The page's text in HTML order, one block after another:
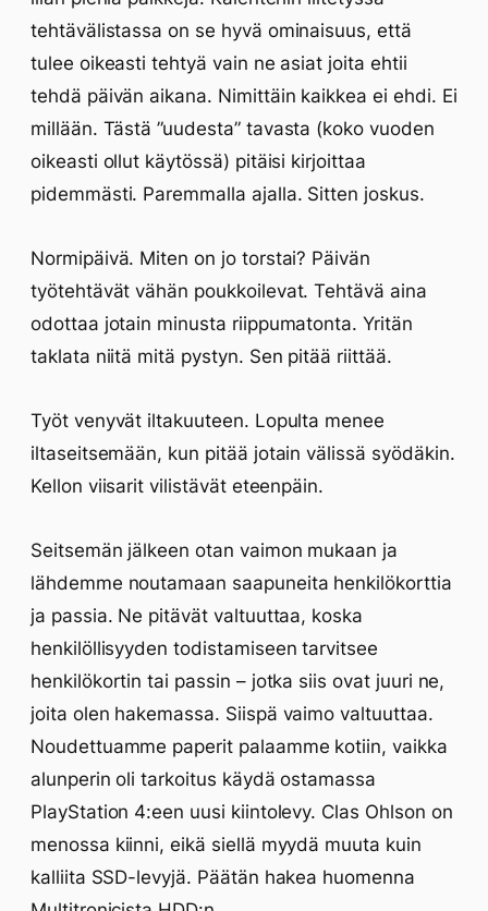
tehtävälistassa on se hyvä ominaisuus, että
tulee oikeasti tehtyä vain ne asiat joita ehtii
tehdä päivän aikana. Nimittäin kaikkea ei ehdi. Ei
millään. Tästä ”uudesta” tavasta (koko vuoden
oikeasti ollut käytössä) pitäisi kirjoittaa
pidemmästi. Paremmalla ajalla. Sitten joskus.
Normipäivä. Miten on jo torstai? Päivän
työtehtävät vähän poukkoilevat. Tehtävä aina
odottaa jotain minusta riippumatonta. Yritän
taklata niitä mitä pystyn. Sen pitää riittää.
Työt venyvät iltakuuteen. Lopulta menee
iltaseitsemään, kun pitää jotain välissä syödäkin.
Kellon viisarit vilistävät eteenpäin.
Seitsemän jälkeen otan vaimon mukaan ja
lähdemme noutamaan saapuneita henkilökorttia
ja passia. Ne pitävät valtuuttaa, koska
henkilöllisyyden todistamiseen tarvitsee
henkilökortin tai passin – jotka siis ovat juuri ne,
joita olen hakemassa. Siispä vaimo valtuuttaa.
Noudettuamme paperit palaamme kotiin, vaikka
alunperin oli tarkoitus käydä ostamassa
PlayStation 4:een uusi kiintolevy. Clas Ohlson on
menossa kiinni, eikä siellä myydä muuta kuin
kalliita SSD-levyjä. Päätän hakea huomenna